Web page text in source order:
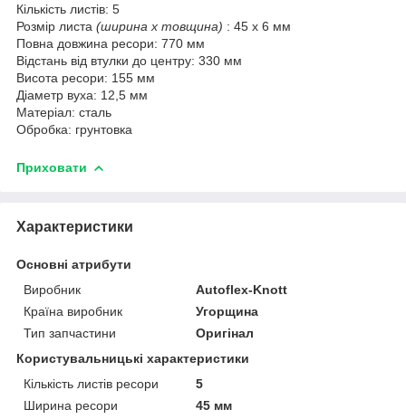
Кількість листів: 5
Розмір листа (ширина х товщина) : 45 х 6 мм
Повна довжина ресори: 770 мм
Відстань від втулки до центру: 330 мм
Висота ресори: 155 мм
Діаметр вуха: 12,5 мм
Матеріал: сталь
Обробка: грунтовка
Приховати
Характеристики
Основні атрибути
Виробник
Autoflex-Knott
Країна виробник
Угорщина
Тип запчастини
Оригінал
Користувальницькі характеристики
Кількість листів ресори
5
Ширина ресори
45 мм